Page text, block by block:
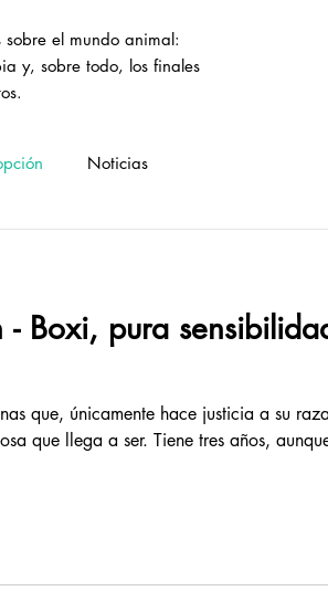
el mundo animal:
y, sobre todo, los finales
Noticias
- Boxi, pura
que, únicamente hace justicia a su
por lo sensible y cariñosa que llega a ser. Tiene tres años,